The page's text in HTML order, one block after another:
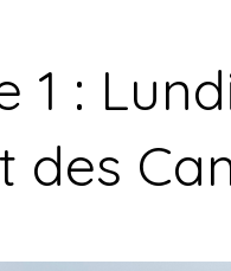
1 :
des